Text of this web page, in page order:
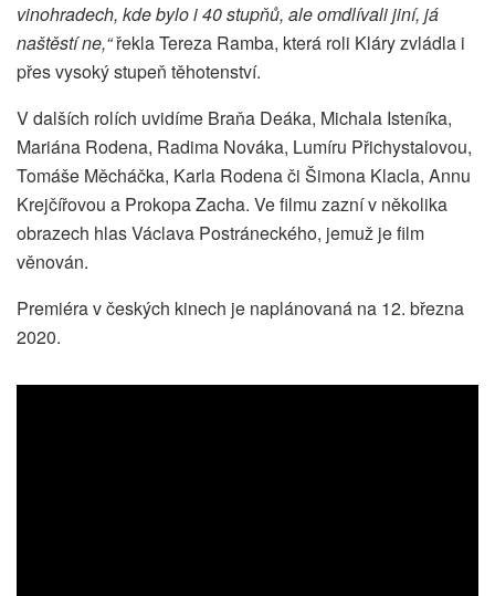
vinohradech, kde bylo i 40 stupňů, ale omdlívali jiní, já
naštěstí ne,“řekla Tereza Ramba, která roli Kláry zvládla i
přes vysoký stupeň těhotenství.
V dalších rolích uvidíme Braňa Deáka, Michala Isteníka,
Mariána Rodena, Radima Nováka, Lumíru Přichystalovou,
Tomáše Měcháčka, Karla Rodena či Šimona Klacla, Annu
Krejčířovou a Prokopa Zacha. Ve filmu zazní v několika
obrazech hlas Václava Postráneckého, jemuž je film
věnován.
Premiéra v českých kinech je naplánovaná na 12. března
2020.